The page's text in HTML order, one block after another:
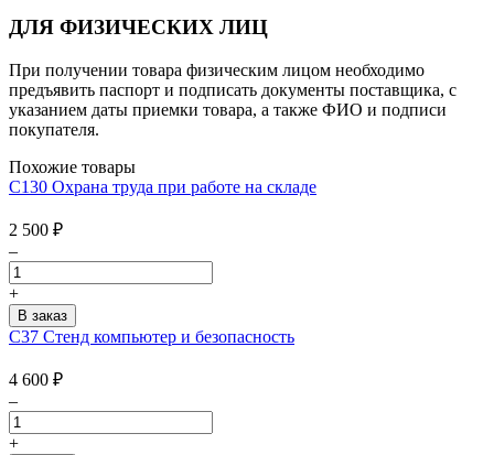
ДЛЯ ФИЗИЧЕСКИХ ЛИЦ
При получении товара физическим лицом необходимо
предъявить паспорт и подписать документы поставщика, с
указанием даты приемки товара, а также ФИО и подписи
покупателя.
Похожие товары
С130 Охрана труда при работе на складе
2 500 ₽
–
+
С37 Стенд компьютер и безопасность
4 600 ₽
–
+